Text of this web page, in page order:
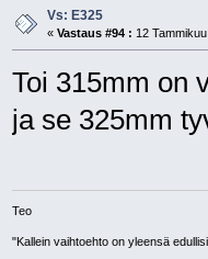
Vs: E325
« Vastaus #94 : 12
Toi 315mm on
ja se 325mm
Teo
"Kallein vaihtoehto on yleensä